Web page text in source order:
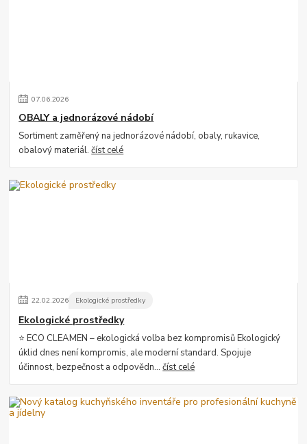
07.06.2026
OBALY a jednorázové nádobí
Sortiment zaměřený na jednorázové nádobí, obaly, rukavice,
obalový materiál.číst celé
22.02.2026 Ekologické prostředky
Ekologické prostředky
⭐ ECO CLEAMEN – ekologická volba bez kompromisů Ekologický
úklid dnes není kompromis, ale moderní standard. Spojuje
účinnost, bezpečnost a odpovědn...číst celé